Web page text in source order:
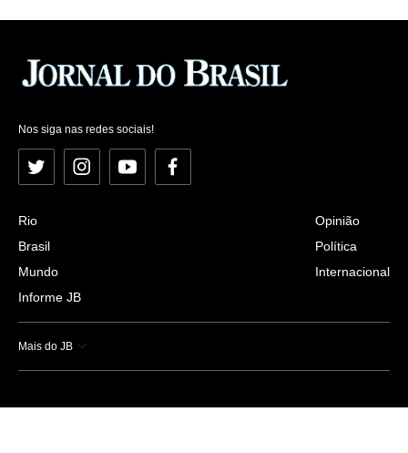
Nos siga nas redes sociais!
Twitter InstagramYouTubeFacebook
Rio
Brasil
Mundo
Informe JB
Opinião
Política
Internacional
Mais do JB
Esportes